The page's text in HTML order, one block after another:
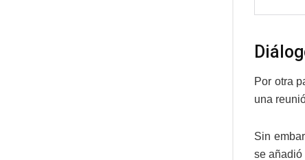
Por otra
una
Sin
se añadió